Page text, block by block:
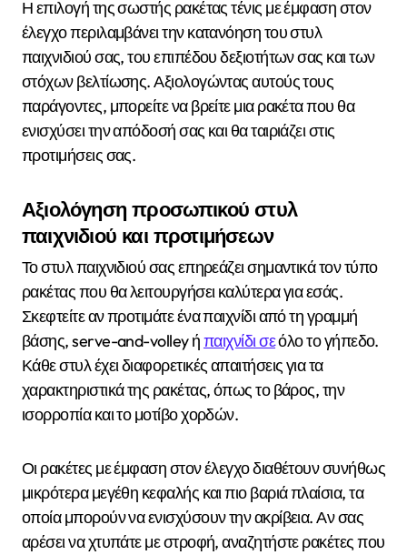
Η επιλογή της σωστής ρακέτας τένις με έμφαση στον
έλεγχο περιλαμβάνει την κατανόηση του στυλ
παιχνιδιού σας, του επιπέδου δεξιοτήτων σας και των
στόχων βελτίωσης. Αξιολογώντας αυτούς τους
παράγοντες, μπορείτε να βρείτε μια ρακέτα που θα
ενισχύσει την απόδοσή σας και θα ταιριάζει στις
προτιμήσεις σας.
Αξιολόγηση προσωπικού στυλ
παιχνιδιού και προτιμήσεων
Το στυλ παιχνιδιού σας επηρεάζει σημαντικά τον τύπο
ρακέτας που θα λειτουργήσει καλύτερα για εσάς.
Σκεφτείτε αν προτιμάτε ένα παιχνίδι από τη γραμμή
βάσης, serve-and-volley ήπαιχνίδι σεόλο το γήπεδο.
Κάθε στυλ έχει διαφορετικές απαιτήσεις για τα
χαρακτηριστικά της ρακέτας, όπως το βάρος, την
ισορροπία και το μοτίβο χορδών.
Οι ρακέτες με έμφαση στον έλεγχο διαθέτουν συνήθως
μικρότερα μεγέθη κεφαλής και πιο βαριά πλαίσια, τα
οποία μπορούν να ενισχύσουν την ακρίβεια. Αν σας
αρέσει να χτυπάτε με στροφή, αναζητήστε ρακέτες που